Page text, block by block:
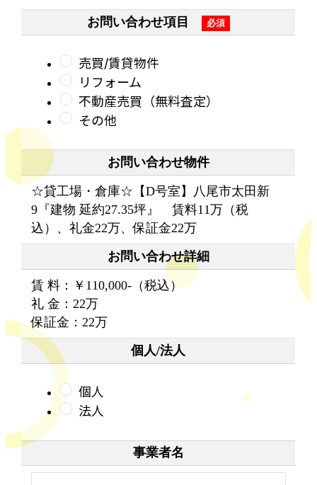
お問い合わせ項目
売買/賃貸物件
リフォーム
不動産売買（無料査定）
その他
お問い合わせ物件
☆貸工場・倉庫☆【D号室】八尾市太田新
9『建物 延約27.35坪』 賃料11万（税
込）、礼金22万、保証金22万
お問い合わせ詳細
賃 料：￥110,000-（税込）
礼 金：22万
保証金：22万
個人/法人
個人
法人
事業者名